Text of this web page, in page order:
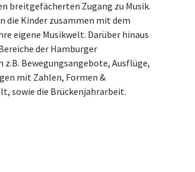
breitgefächerten Zugang zu Musik.
die Kinder zusammen mit dem
eigene Musikwelt. Darüber hinaus
der Hamburger
Bewegungsangebote, Ausflüge,
mit Zahlen, Formen &
sowie die Brückenjahrarbeit.